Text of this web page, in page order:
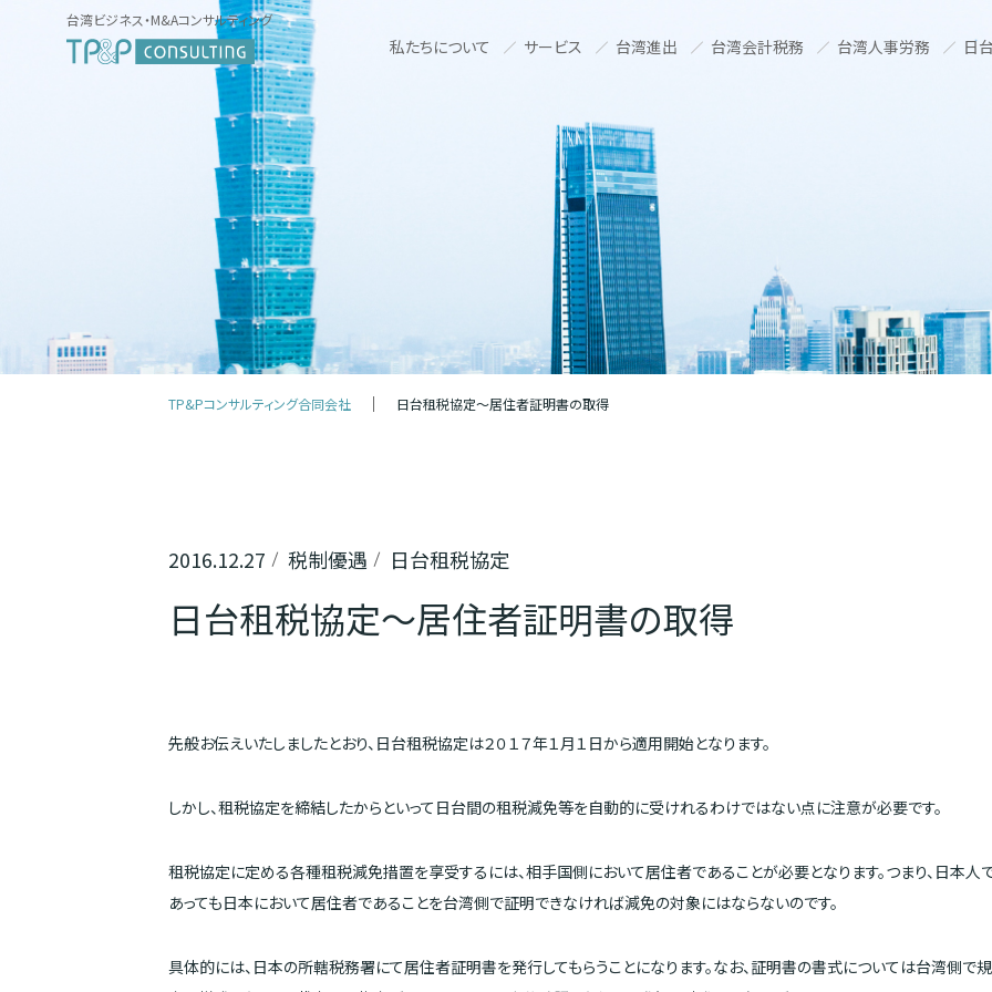
台湾ビジネス・M&Aコンサルティング
私たちについて サービス 台湾進出 台湾会計税務 台湾人事労務 日
TP&Pコンサルティング合同会社 日台租税協定～居住者証明書の取得
2016.12.27 税制優遇 日台租税協定
日台租税協定～居住者証明書の取得
先般お伝えいたしましたとおり、日台租税協定は２０１７年１月１日から適用開始となります。
しかし、租税協定を締結したからといって日台間の租税減免等を自動的に受けれるわけではない点に注意が必要です。
租税協定に定める各種租税減免措置を享受するには、相手国側において居住者であることが必要となります。つまり、日本人
あっても日本において居住者であることを台湾側で証明できなければ減免の対象にはならないのです。
具体的には、日本の所轄税務署にて居住者証明書を発行してもらうことになります。なお、証明書の書式については台湾側で規